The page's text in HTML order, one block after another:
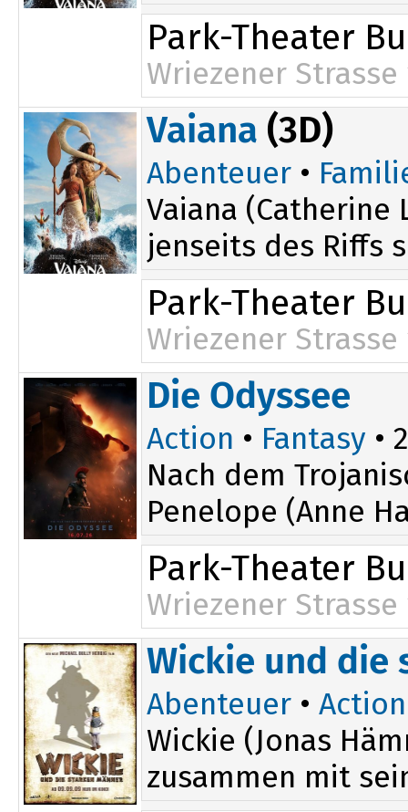
Park-Theater
Wriezener Strasse
Vaiana (3D)
Abenteuer •
Vaiana
jenseits des Riffs
Park-Theater
Wriezener Strasse
Die Odyssee
Action • Fantasy •
Nach dem
Penelope (Anne
Park-Theater
Wriezener Strasse
Wickie und die
Abenteuer • Action
Wickie (Jonas
zusammen mit